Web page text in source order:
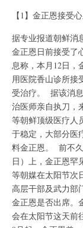
【1】金正恩接受
据专业报道朝鲜消
金正恩日前接受了
息称，本月12日，
用医院香山诊所接
受治疗。 据该消
治医师亲自执刀，
等朝鲜顶级医疗人
于稳定，大部分医
料金正恩。 前不
日）上，金正恩罕
等朝媒在太阳节次
高层干部及武力部
金正恩是否出席。
会在太阳节这天前